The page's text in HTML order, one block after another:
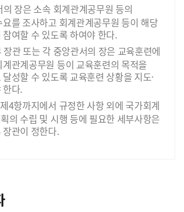
의 장은 소속 회계관계공무원 등의
를 조사하고 회계관계공무원 등이 해당
여할 수 있도록 하여야 한다.
장관 또는 각 중앙관서의 장은 교육훈련에
관계공무원 등이 교육훈련의 목적을
성할 수 있도록 교육훈련 상황을 지도·
다.
4항까지에서 규정한 사항 외에 국가회계
의 수립 및 시행 등에 필요한 세부사항은
관이 정한다.